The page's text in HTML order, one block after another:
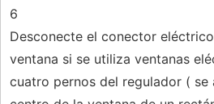
6
Desconecte el conector
ventana si se utiliza ventanas
cuatro pernos del regulador ( se